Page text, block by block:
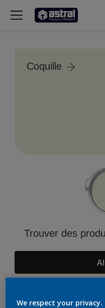
Coquille
Trouver des
We respect your privacy.